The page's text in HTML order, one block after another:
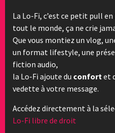
La Lo-Fi, c’est ce petit pull
tout le monde, ça ne crie
Que vous montiez un vlog,
un format lifestyle, une
fiction audio,
la Lo-Fi ajoute du confort et
vedette à votre message.
Accédez directement à la
Lo-Fi libre de droit